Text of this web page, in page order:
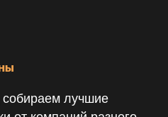
собираем лучшие